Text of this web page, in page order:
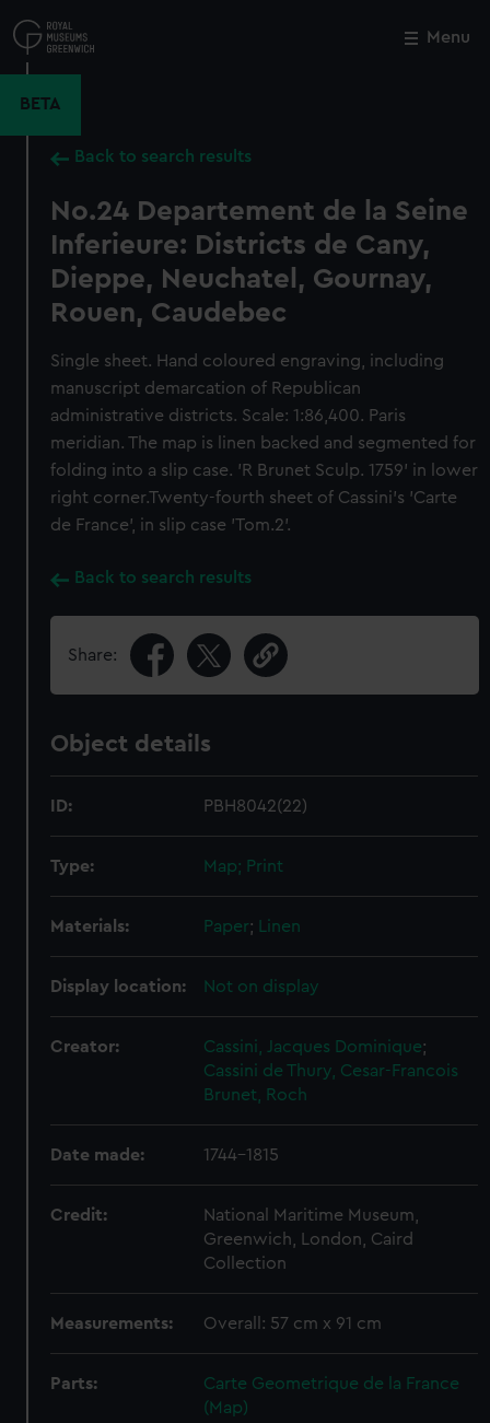
to
main
Menu
BETA
Back to search results
No.24 Departement de la Seine
Inferieure: Districts de Cany,
Dieppe, Neuchatel, Gournay,
Rouen, Caudebec
Single sheet. Hand coloured engraving, including
manuscript demarcation of Republican
administrative districts. Scale: 1:86,400. Paris
meridian. The map is linen backed and segmented for
folding into a slip case. 'R Brunet Sculp. 1759' in lower
right corner.Twenty-fourth sheet of Cassini's 'Carte
de France', in slip case 'Tom.2'.
Back to search results
Share:
Object details
ID: PBH8042(22)
Type: Map; Print
Materials: Paper; Linen
Display location: Not on display
Creator: Cassini, Jacques Dominique;
Cassini de Thury, Cesar-Francois
Brunet, Roch
Date made: 1744-1815
Credit:
National Maritime Museum,
Greenwich, London, Caird
Collection
Measurements: Overall: 57 cm x 91 cm
Parts:
Carte Geometrique de la France
(Map)
Close